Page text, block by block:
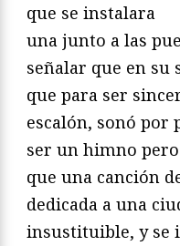
que se instalara
una junto a las
señalar que en su
que para ser
escalón, sonó por
ser un himno
que una canción
dedicada a una
insustituible, y se